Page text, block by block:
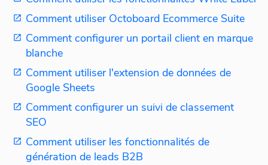
Comment utiliser Octoboard Ecommerce Suite
Comment configurer un portail client en marque
blanche
Comment utiliser l'extension de données de
Google Sheets
Comment configurer un suivi de classement
SEO
Comment utiliser les fonctionnalités de
génération de leads B2B